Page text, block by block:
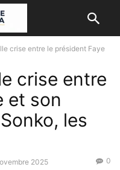
crise entre le président Faye
crise entre
et son
les
2025 0